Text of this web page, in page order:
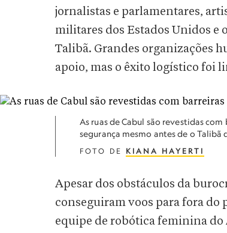
jornalistas e parlamentares,
militares dos Estados Unidos e
Talibã. Grandes organizações
apoio, mas o êxito logístico foi
As ruas de Cabul são revestidas
segurança mesmo antes de o Talibã
FOTO DE KIANA HAYERTI
Apesar dos obstáculos da
conseguiram voos para fora do
equipe de robótica feminina do